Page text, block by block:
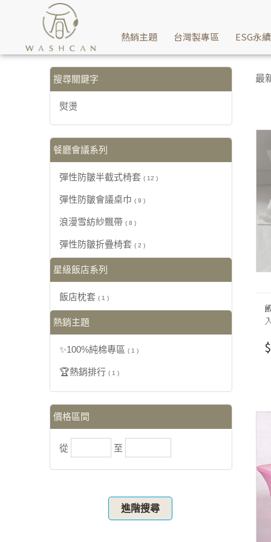
【熨燙】搜尋結果 | Washcan瓦士肯
熱銷主題 台灣製專區 ESG永
搜尋關鍵字
熨燙
餐廳會議系列
彈性防皺半截式椅套 ( 12 )
彈性防皺會議桌巾 ( 9 )
浪漫雪紡紗飄帶 ( 8 )
彈性防皺折疊椅套 ( 2 )
星級飯店系列
飯店枕套 ( 1 )
熱銷主題
✨100%純棉專區 ( 1 )
🏆熱銷排行 ( 1 )
價格區間
從 至
進階搜尋
最